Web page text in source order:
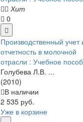
Хит
0
Производственный учет
отчетность в молочной
отрасли : Учебное
Голубева Л.В. ...
(2010)
В наличии
2 535 руб.
Уже в корзине